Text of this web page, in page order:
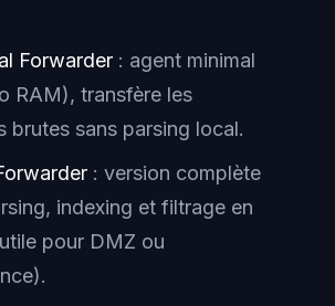
Forwarder : agent minimal
RAM), transfère les
brutes sans parsing local.
: version complète
indexing et filtrage en
pour DMZ ou